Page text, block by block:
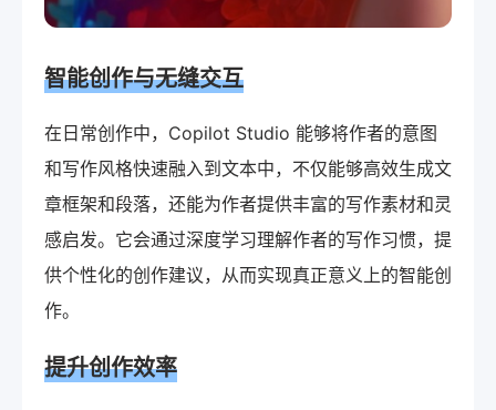
智能创作与无缝交互
在日常创作中，Copilot Studio 能够将作者的意图
和写作风格快速融入到文本中，不仅能够高效生成文
章框架和段落，还能为作者提供丰富的写作素材和灵
感启发。它会通过深度学习理解作者的写作习惯，提
供个性化的创作建议，从而实现真正意义上的智能创
作。
提升创作效率